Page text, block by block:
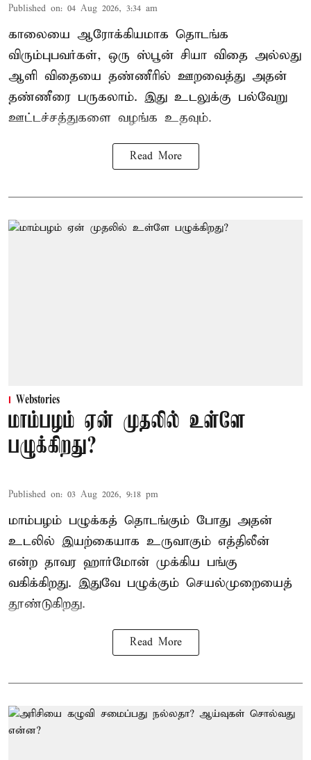
Published on: 04 Aug 2026, 3:34 am
காலையை ஆரோக்கியமாக தொடங்க
விரும்புபவர்கள், ஒரு ஸ்பூன் சியா விதை அல்லது
ஆளி விதையை தண்ணீரில் ஊறவைத்து அதன்
தண்ணீரை பருகலாம். இது உடலுக்கு பல்வேறு
ஊட்டச்சத்துகளை வழங்க உதவும்.
Read More
Webstories
மாம்பழம் ஏன் முதலில் உள்ளே
பழுக்கிறது?
Published on: 03 Aug 2026, 9:18 pm
மாம்பழம் பழுக்கத் தொடங்கும் போது அதன்
உடலில் இயற்கையாக உருவாகும் எத்திலீன்
என்ற தாவர ஹார்மோன் முக்கிய பங்கு
வகிக்கிறது. இதுவே பழுக்கும் செயல்முறையைத்
தூண்டுகிறது.
Read More